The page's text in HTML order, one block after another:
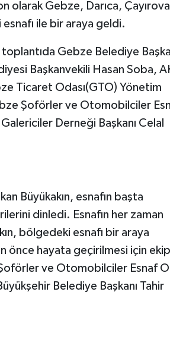
olarak Gebze, Darıca,
ile bir araya geldi.
Gebze Belediye
Başkanvekili Hasan Soba,
Ticaret Odası(GTO) Yönetim
Şoförler ve Otomobilciler
Derneği Başkanı Celal
Büyükakın, esnafın başta
dinledi. Esnafın her zaman
bölgedeki esnafı bir araya
önce hayata geçirilmesi için
ve Otomobilciler Esnaf
Belediye Başkanı Tahir